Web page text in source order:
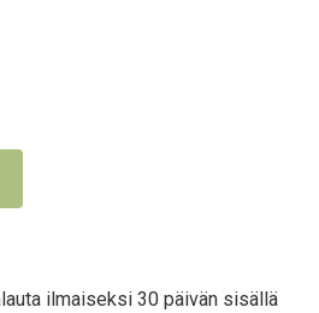
ilmaiseksi 30 päivän sisällä